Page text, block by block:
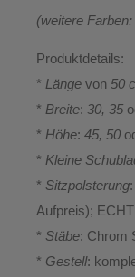
(weitere
Produktdetails:
* Länge von 50
* Breite: 30, 35
* Höhe: 45, 50
* Kleine
* Sitzpolsterung
Aufpreis);
* Stäbe: Chrom
* Gestell: